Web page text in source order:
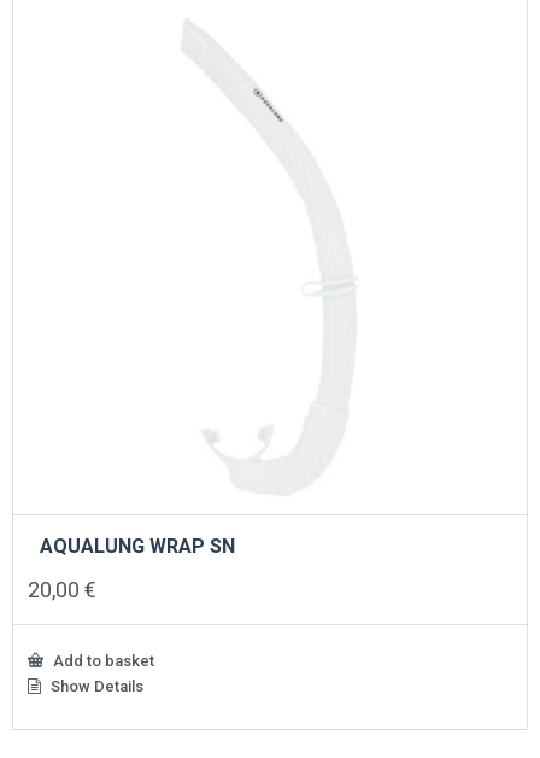
AQUALUNG WRAP SN
20,00 €
Add to basket
Show Details